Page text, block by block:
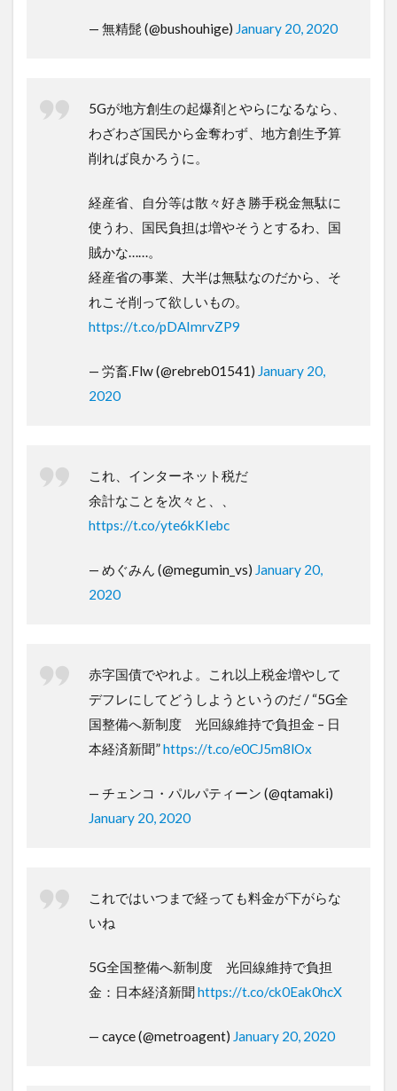
— 無精髭 (@bushouhige) January 20, 2020
5Gが地方創生の起爆剤とやらになるなら、
わざわざ国民から金奪わず、地方創生予算
削れば良かろうに。
経産省、自分等は散々好き勝手税金無駄に
使うわ、国民負担は増やそうとするわ、国
賊かな……。
経産省の事業、大半は無駄なのだから、そ
れこそ削って欲しいもの。
https://t.co/pDAImrvZP9
— 労畜.Flw (@rebreb01541) January 20,
2020
これ、インターネット税だ
余計なことを次々と、、
https://t.co/yte6kKIebc
— めぐみん (@megumin_vs) January 20,
2020
赤字国債でやれよ。これ以上税金増やして
デフレにしてどうしようというのだ / “5G全
国整備へ新制度 光回線維持で負担金 – 日
本経済新聞”https://t.co/e0CJ5m8lOx
— チェンコ・パルパティーン (@qtamaki)
January 20, 2020
これではいつまで経っても料金が下がらな
いね
5G全国整備へ新制度 光回線維持で負担
金：日本経済新聞https://t.co/ck0Eak0hcX
— cayce (@metroagent) January 20, 2020